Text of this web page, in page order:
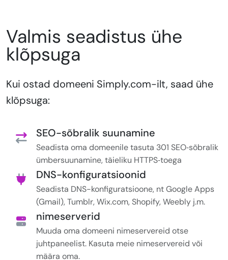
Valmis seadistus ühe
klõpsuga
Kui ostad domeeni Simply.com-ilt, saad ühe
klõpsuga:
SEO-sõbralik suunamine
Seadista oma domeenile tasuta 301 SEO‑sõbralik
ümbersuunamine, täieliku HTTPS‑toega
DNS-konfiguratsioonid
Seadista DNS-konfiguratsioone, nt Google Apps
(Gmail), Tumblr, Wix.com, Shopify, Weebly j.m.
nimeserverid
Muuda oma domeeni nimeservereid otse
juhtpaneelist. Kasuta meie nimeservereid või
määra oma.